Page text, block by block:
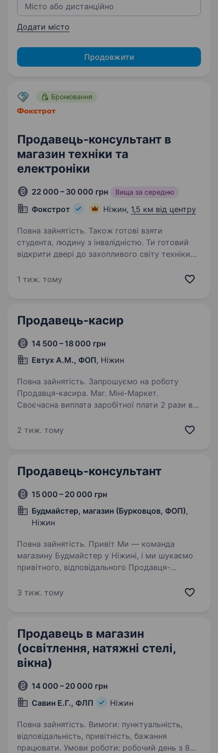
Додати місто
Продовжити
Бронювання
Продавець-консультант в
магазин техніки та
електроніки
22 000 – 30 000 грн Вища за середню
Фокстрот Ніжин, 1,5 км від центру
Повна зайнятість. Також готові взяти
студента, людину з інвалідністю. Ти готовий
відкрити двері до захопливого світу техніки
ти хочеш стати справжнім експертом у цьому
1 тиж. тому
Продавець-касир
14 500 – 18 000 грн
Евтух А.М., ФОП, Ніжин
Повна зайнятість. Запрошуємо на роботу
Продавця-касира. Маг. Міні-Маркет.
Своєчасна виплата заробітної плати 2 рази в
Всі питання по телефону.
2 тиж. тому
Продавець-консультант
15 000 – 20 000 грн
Будмайстер, магазин (Бурковцов, ФОП),
Ніжин
Повна зайнятість. Привіт Ми — команда
магазину Будмайстер у Ніжині, і ми шукаємо
привітного, відповідального Продавця-
клієнтам у виборі будівельних матеріалів.
3 тиж. тому
Продавець в магазин
(освітлення, натяжні стелі,
вікна)
14 000 – 20 000 грн
Савин Е.Г., ФЛП
Ніжин
Повна зайнятість. Вимоги: пунктуальність,
відповідальність, привітність, бажання
працювати. Умови роботи: робочий день з 8